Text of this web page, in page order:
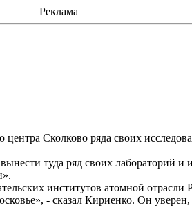
Реклама
центраСколково ряда своих
туда ряд своих лабораторий
институтов атомной
- сказал Кириенко. Он